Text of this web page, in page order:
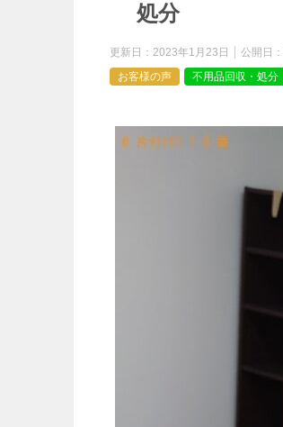
処分
更新日： 2023年1月23日 公開日：
お客様の声
不用品回収・処分